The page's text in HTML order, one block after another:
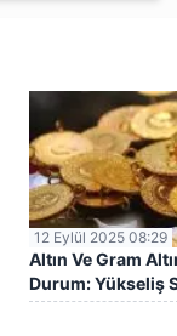
12 Eylül 2025 08:29
Altın Ve Gram
Durum: Yükseliş